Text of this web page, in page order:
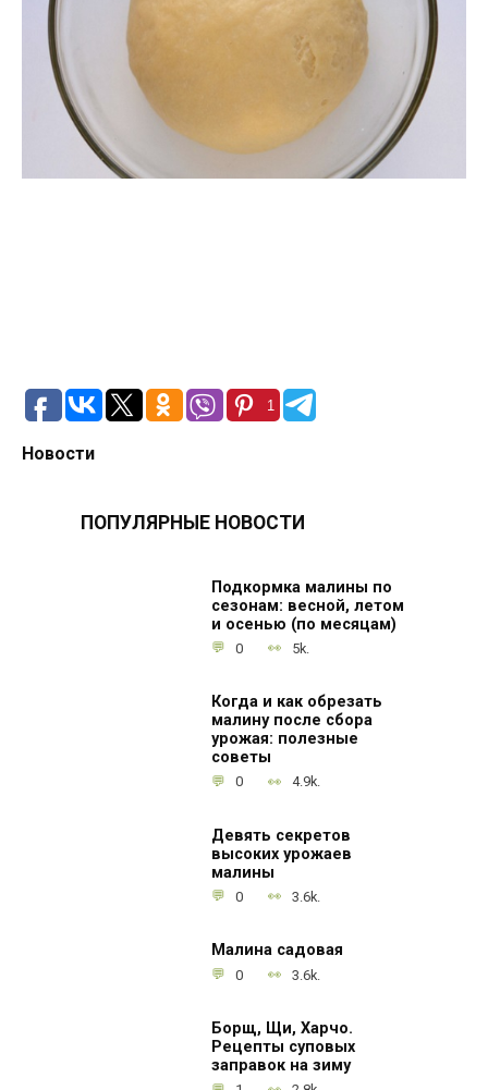
1
Новости
ПОПУЛЯРНЫЕ НОВОСТИ
Подкормка малины по
сезонам: весной, летом
и осенью (по месяцам)
0 5k.
Когда и как обрезать
малину после сбора
урожая: полезные
советы
0 4.9k.
Девять секретов
высоких урожаев
малины
0 3.6k.
Малина садовая
0 3.6k.
Борщ, Щи, Харчо.
Рецепты суповых
заправок на зиму